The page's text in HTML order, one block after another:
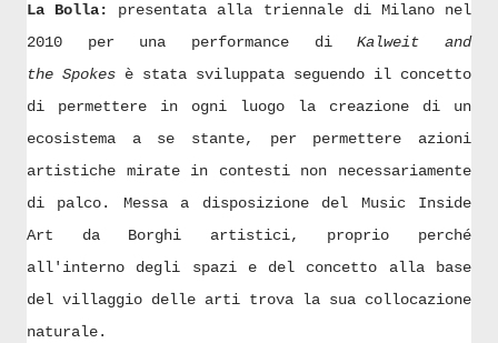
La Bolla: presentata alla triennale di Milano nel
2010 per una performance diKalweit and
the Spokes è stata sviluppata seguendo il concetto
di permettere in ogni luogo la creazione di un
ecosistema a se stante, per permettere azioni
artistiche mirate in contesti non necessariamente
di palco. Messa a disposizione del Music Inside
Art da Borghi artistici, proprio perché
all'interno degli spazi e del concetto alla base
del villaggio delle arti trova la sua collocazione
naturale.